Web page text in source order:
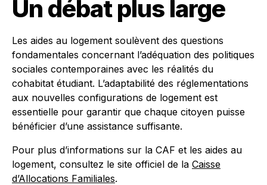
Un débat plus large
Les aides au logement soulèvent des questions
fondamentales concernant l’adéquation des politiques
sociales contemporaines avec les réalités du
cohabitat étudiant. L’adaptabilité des réglementations
aux nouvelles configurations de logement est
essentielle pour garantir que chaque citoyen puisse
bénéficier d’une assistance suffisante.
Pour plus d’informations sur la CAF et les aides au
logement, consultez le site officiel de la Caisse
d’Allocations Familiales.